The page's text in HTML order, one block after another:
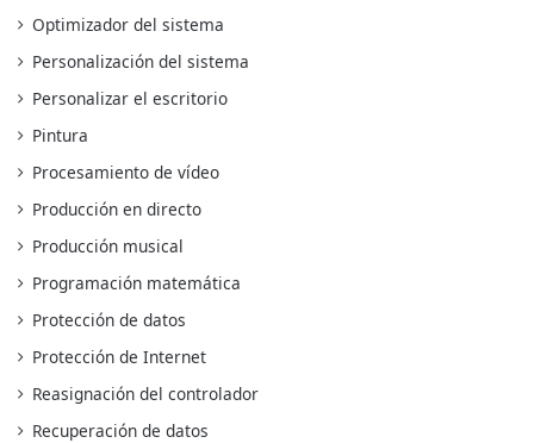
Optimizador del sistema
Personalización del sistema
Personalizar el escritorio
Pintura
Procesamiento de vídeo
Producción en directo
Producción musical
Programación matemática
Protección de datos
Protección de Internet
Reasignación del controlador
Recuperación de datos